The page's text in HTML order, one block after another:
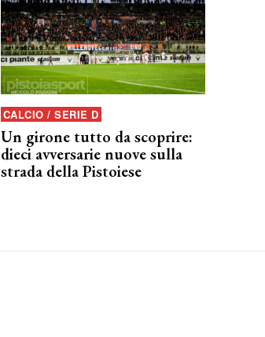
CALCIO / SERIE D
Un girone tutto da scoprire:
dieci avversarie nuove sulla
strada della Pistoiese